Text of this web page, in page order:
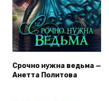
Срочно нужна ведьма —
Анетта Политова